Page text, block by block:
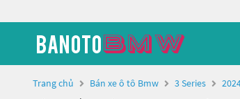
Trang chủ Bán xe ô tô Bmw 3 Series